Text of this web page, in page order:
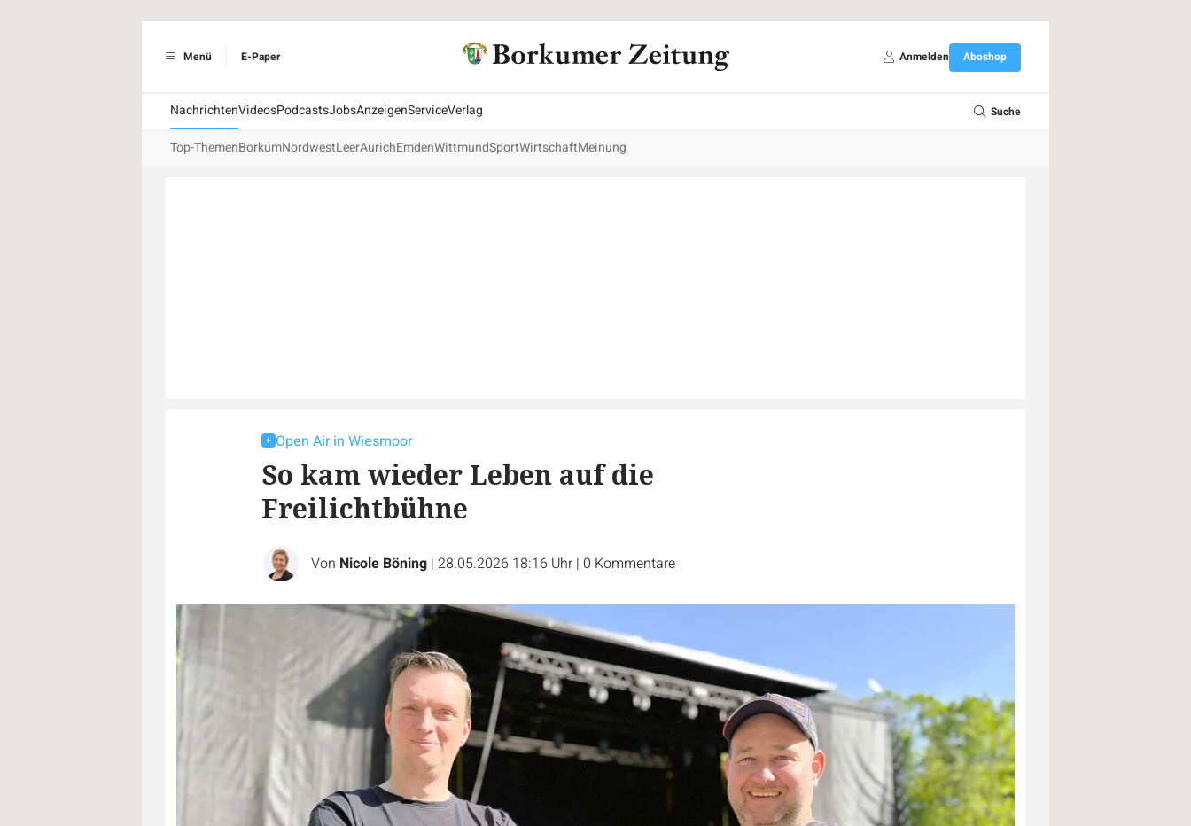
Menü E-Paper Anmelden Aboshop
NachrichtenVideosPodcastsJobsAnzeigenServiceVerlag Suche
Top-ThemenBorkumNordwestLeerAurichEmdenWittmundSportWirtschaftMeinung
Open Air in Wiesmoor
So kam wieder Leben auf die
Freilichtbühne
Von Nicole Böning | 28.05.2026 18:16 Uhr | 0 Kommentare